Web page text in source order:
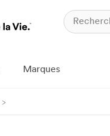
Marques